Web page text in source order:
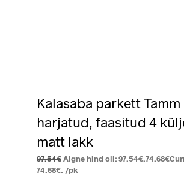
Kalasaba parkett Tamm
harjatud, faasitud 4
matt lakk
97.54€ Algne hind oli: 97.54€.74.68€
74.68€. /pk